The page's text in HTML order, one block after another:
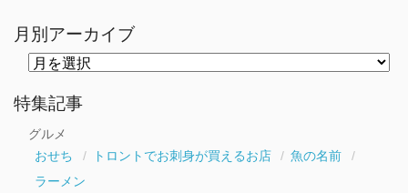
月別アーカイブ
ー
カ
特集記事
グルメ
おせち
トロントでお刺身が買えるお店
魚の名前
ラーメン